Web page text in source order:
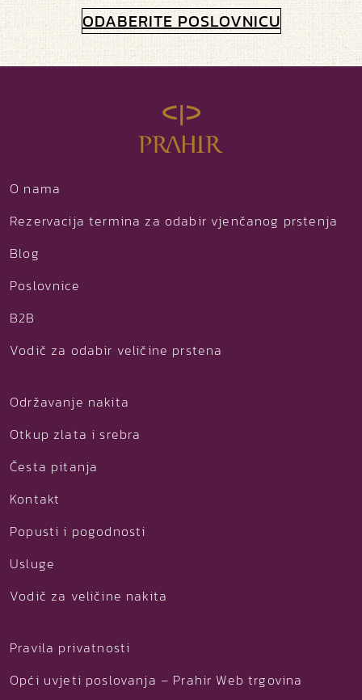
ODABERITE POSLOVNICU
O nama
Rezervacija termina za odabir vjenčanog prstenja
Blog
Poslovnice
B2B
Vodič za odabir veličine prstena
Održavanje nakita
Otkup zlata i srebra
Česta pitanja
Kontakt
Popusti i pogodnosti
Usluge
Vodič za veličine nakita
Pravila privatnosti
Opći uvjeti poslovanja – Prahir Web trgovina